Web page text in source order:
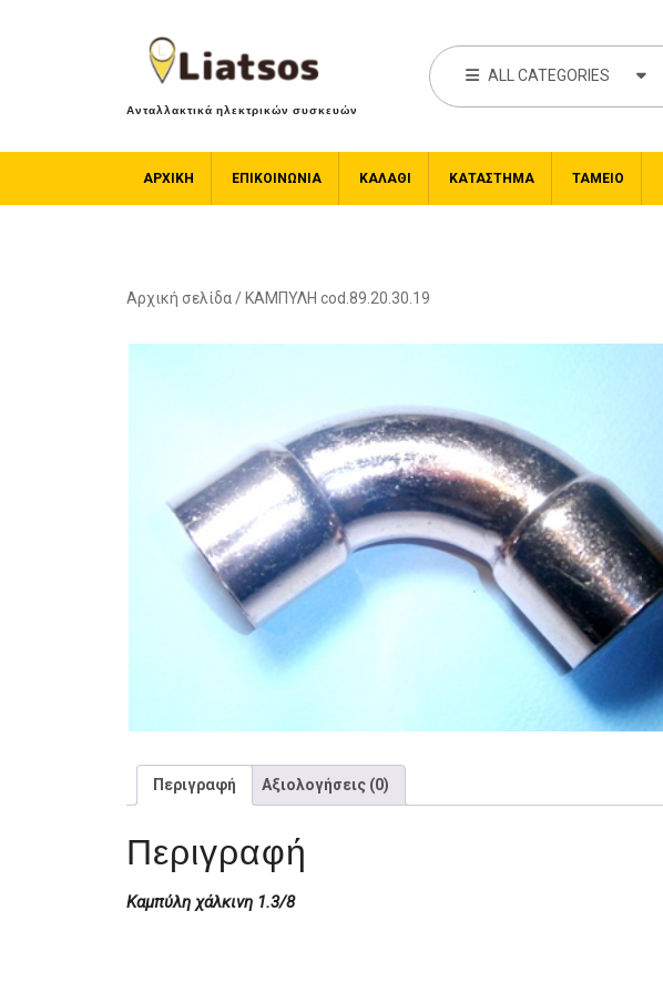
Ανταλλακτικά ηλεκτρικών συσκευών
ALL CATEGORIES
ΑΡΧΙΚΉ ΕΠΙΚΟΙΝΩΝΙΑ ΚΑΛΆΘΙ ΚΑΤΆΣΤΗΜΑ ΤΑΜΕΊΟ
Αρχική σελίδα / ΚΑΜΠΥΛΗ cod.89.20.30.19
Περιγραφή Αξιολογήσεις (0)
Περιγραφή
Καμπύλη χάλκινη 1.3/8